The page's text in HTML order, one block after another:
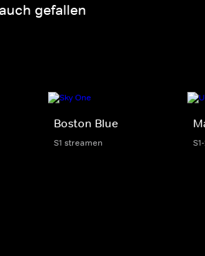
gefallen
Boston Blue
S1 streamen